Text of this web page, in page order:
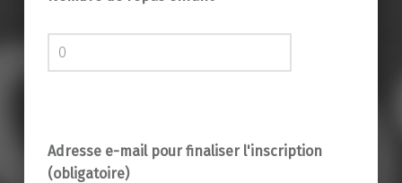
Adresse e-mail pour finaliser l'inscription
(obligatoire)